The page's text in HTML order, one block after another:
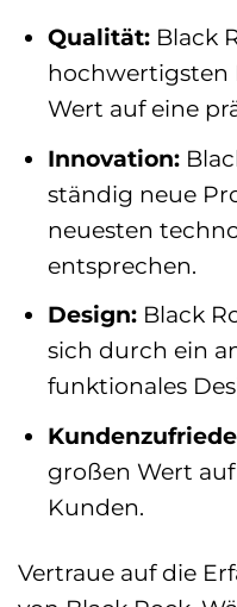
Qualität: Black
hochwertigsten
Wert auf eine
Innovation:
ständig neue
neuesten
entsprechen.
Design: Black
sich durch ein
funktionales
großen Wert
Kunden.
Vertraue auf die